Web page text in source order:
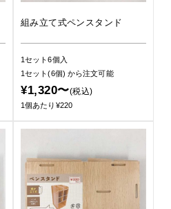
組み立て式ペンスタンド
1セット6個入
1セット(6個) から注文可能
¥1,320〜(税込)
1個あたり¥220